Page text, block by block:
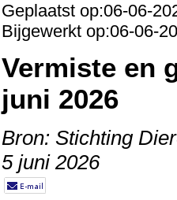
Geplaatst op:06-06-
Bijgewerkt op:06-06-
Vermiste en
juni 2026
Bron: Stichting
5 juni 2026